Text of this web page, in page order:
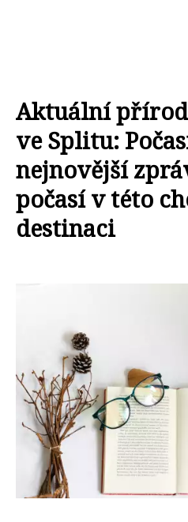
Aktuální
ve Splitu:
nejnovější
počasí v této
destinaci